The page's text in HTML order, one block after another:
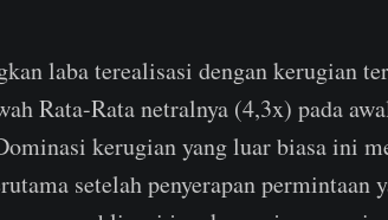
laba terealisasi dengan kerugian
Rata-Rata netralnya (4,3x) pada
kerugian yang luar biasa ini
setelah penyerapan permintaan